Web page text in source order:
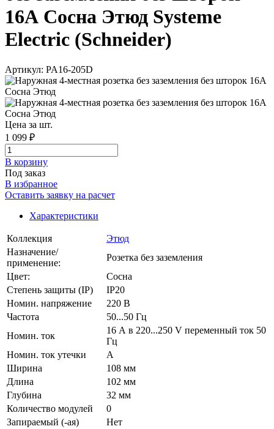
16А Сосна Этюд Systeme
Electric (Schneider)
Артикул: PA16-205D
Цена за шт.
1 099 ₽
В корзинy
Под заказ
В избранное
Оставить заявку на расчет
Характеристики
Коллекция
Этюд
Назначение/
применение:
Розетка без заземления
Цвет:
Сосна
Степень защиты (IP)
IP20
Номин. напряжение
220 В
Частота
50...50 Гц
Номин. ток
16 А в 220...250 V переменный ток 50
Гц
Номин. ток утечки
А
Ширина
108 мм
Длина
102 мм
Глубина
32 мм
Количество модулей
0
Запираемый (-ая)
Нет